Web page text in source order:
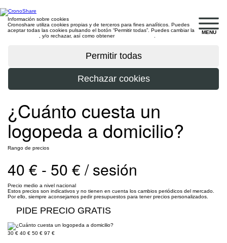
MENU
Información sobre cookies
Cronoshare utiliza cookies propias y de terceros para fines analíticos. Puedes
aceptar todas las cookies pulsando el botón “Permitir todas”. Puedes cambiar la
, y/o rechazar, así como obtener
¿Cuánto cuesta un
logopeda a domicilio?
Rango de precios
40 € - 50 € / sesión
Precio medio a nivel nacional
Estos precios son indicativos y no tienen en cuenta los cambios periódicos del mercado.
Por ello, siempre aconsejamos pedir presupuestos para tener precios personalizados.
PIDE PRECIO GRATIS
30 € 40 € 50 € 97 €